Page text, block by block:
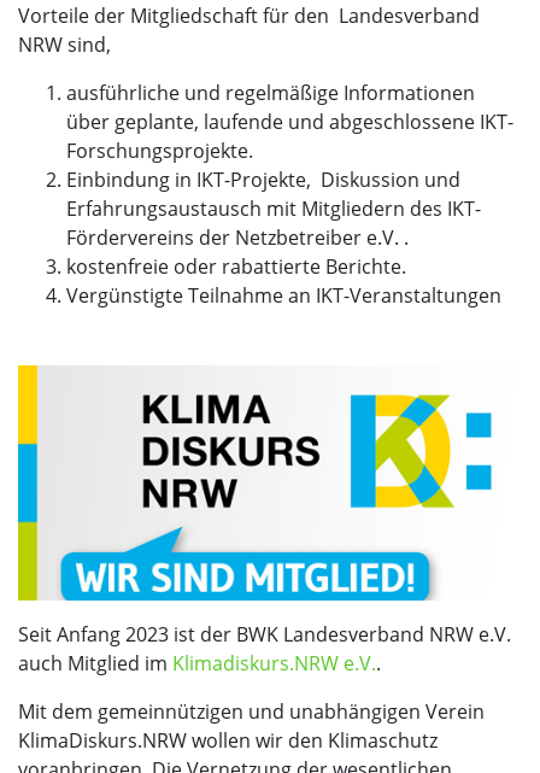
Vorteile der Mitgliedschaft für den Landesverband
NRW sind,
ausführliche und regelmäßige Informationen
über geplante, laufende und abgeschlossene IKT-
Forschungsprojekte.
Einbindung in IKT-Projekte,  Diskussion und
Erfahrungsaustausch mit Mitgliedern des IKT-
Fördervereins der Netzbetreiber e.V. .
kostenfreie oder rabattierte Berichte.
Vergünstigte Teilnahme an IKT-Veranstaltungen
Seit Anfang 2023 ist der BWK Landesverband NRW e.V.
auch Mitglied im Klimadiskurs.NRW e.V..
Mit dem gemeinnützigen und unabhängigen Verein
KlimaDiskurs.NRW wollen wir den Klimaschutz